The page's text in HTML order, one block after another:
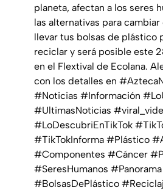
planeta, afectan a los seres
las alternativas para cambiar
llevar tus bolsas de plástico
reciclar y será posible este
en el Flextival de Ecolana.
con los detalles en
#Noticias #Información
#UltimasNoticias
#LoDescubriEnTikTok
#TikTokInforma #Plástico
#Componentes #Cáncer
#SeresHumanos #Panorama
#BolsasDePlástico